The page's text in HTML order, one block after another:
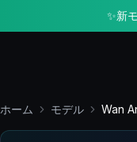
✨新
ホーム モデル Wan